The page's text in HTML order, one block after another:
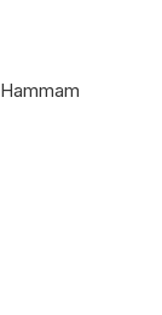
Hammam